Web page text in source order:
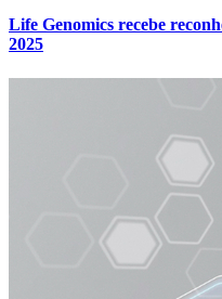
Life Genomics recebe
2025